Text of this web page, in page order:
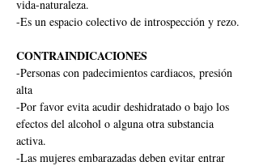
vida-naturaleza.
-Es un espacio colectivo de introspección y rezo.
CONTRAINDICACIONES
-Personas con padecimientos cardiacos, presión
alta
-Por favor evita acudir deshidratado o bajo los
efectos del alcohol o alguna otra substancia
activa.
-Las mujeres embarazadas deben evitar entrar